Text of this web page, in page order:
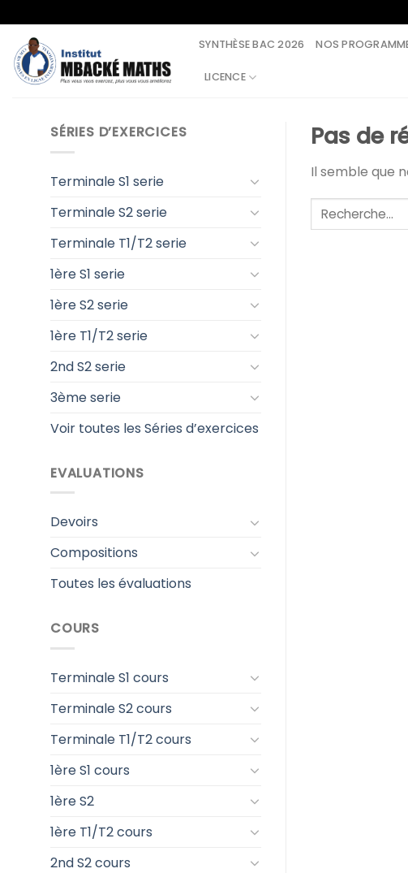
to
content
SYNTHÈSE BAC 2026 NOS
LICENCE
SÉRIES D’EXERCICES
Terminale S1 serie
Terminale S2 serie
Terminale T1/T2 serie
1ère S1 serie
1ère S2 serie
1ère T1/T2 serie
2nd S2 serie
3ème serie
Voir toutes les Séries d’exercices
EVALUATIONS
Devoirs
Compositions
Toutes les évaluations
COURS
Terminale S1 cours
Terminale S2 cours
Terminale T1/T2 cours
1ère S1 cours
1ère S2
1ère T1/T2 cours
2nd S2 cours
Pas de
Il semble que